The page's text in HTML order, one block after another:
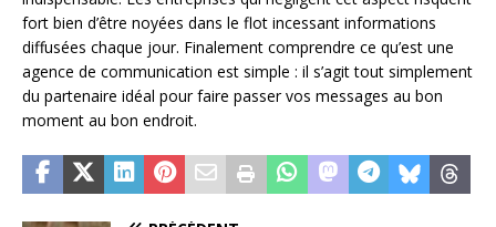
fort bien d’être noyées dans le flot incessant informations
diffusées chaque jour. Finalement comprendre ce qu’est une
agence de communication est simple : il s’agit tout simplement
du partenaire idéal pour faire passer vos messages au bon
moment au bon endroit.